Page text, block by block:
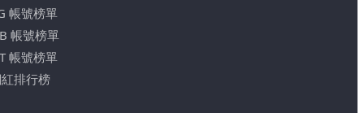
帳號榜單
帳號榜單
帳號榜單
排行榜